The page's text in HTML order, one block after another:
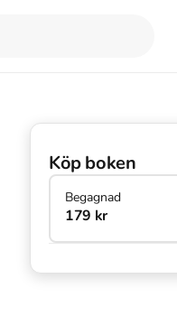
Köp boken
Begagnad
179 kr